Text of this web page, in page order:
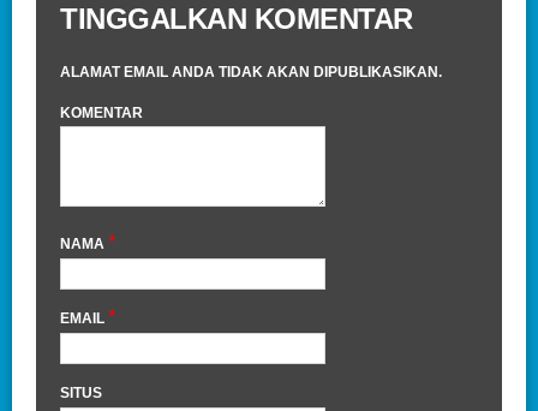
TINGGALKAN KOMENTAR
ALAMAT EMAIL ANDA TIDAK AKAN DIPUBLIKASIKAN.
KOMENTAR
NAMA *
EMAIL *
SITUS